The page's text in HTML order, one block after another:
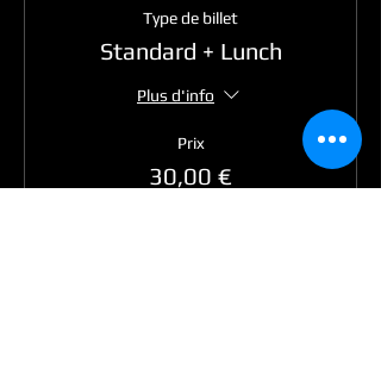
Type de billet
Standard + Lunch
Plus d'info
Prix
30,00 €